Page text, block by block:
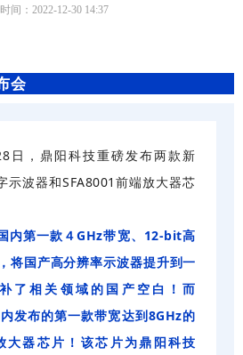
会
日，鼎阳科技重磅发布两款新
示波器和SFA8001前端放大器芯
内第一款４GHz带宽、12-bit高
将国产高分辨率示波器提升到一
了相关领域的国产空白！而
发布的第一款带宽达到8GHz的
大器芯片！该芯片为鼎阳科技
间： 2022-12-30 14:37